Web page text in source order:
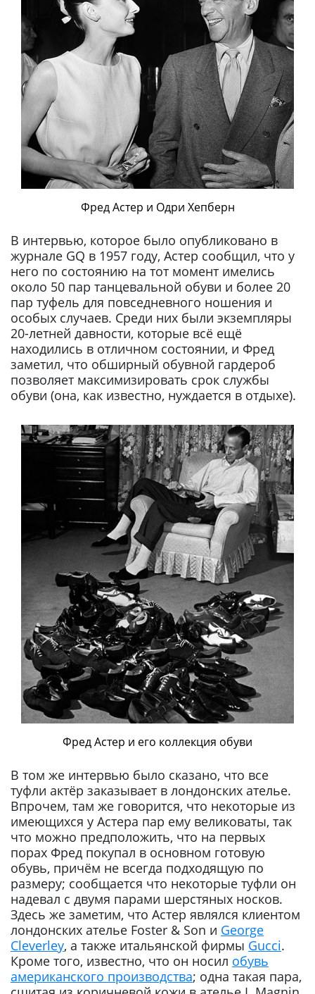
Фред Астер и Одри Хепберн
В интервью, которое было опубликовано в
журнале GQ в 1957 году, Астер сообщил, что у
него по состоянию на тот момент имелись
около 50 пар танцевальной обуви и более 20
пар туфель для повседневного ношения и
особых случаев. Среди них были экземпляры
20-летней давности, которые всё ещё
находились в отличном состоянии, и Фред
заметил, что обширный обувной гардероб
позволяет максимизировать срок службы
обуви (она, как известно, нуждается в отдыхе).
Фред Астер и его коллекция обуви
В том же интервью было сказано, что все
туфли актёр заказывает в лондонских ателье.
Впрочем, там же говорится, что некоторые из
имеющихся у Астера пар ему великоваты, так
что можно предположить, что на первых
порах Фред покупал в основном готовую
обувь, причём не всегда подходящую по
размеру; сообщается что некоторые туфли он
надевал с двумя парами шерстяных носков.
Здесь же заметим, что Астер являлся клиентом
лондонских ателье Foster & Son и George
Cleverley, а также итальянской фирмы Gucci.
Кроме того, известно, что он носил обувь
американского производства; одна такая пара,